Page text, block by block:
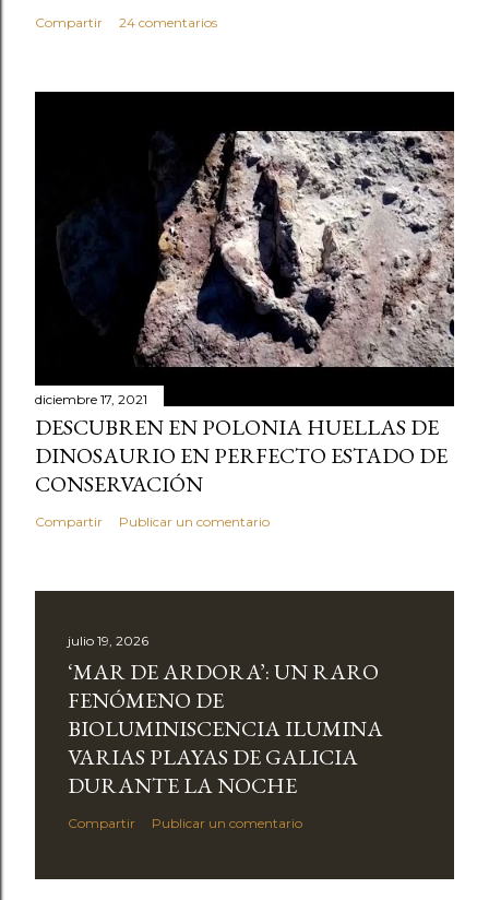
Compartir 24 comentarios
diciembre 17, 2021
DESCUBREN EN POLONIA HUELLAS DE
DINOSAURIO EN PERFECTO ESTADO DE
CONSERVACIÓN
Compartir Publicar un comentario
julio 19, 2026
‘MAR DE ARDORA’: UN RARO
FENÓMENO DE
BIOLUMINISCENCIA ILUMINA
VARIAS PLAYAS DE GALICIA
DURANTE LA NOCHE
Compartir Publicar un comentario